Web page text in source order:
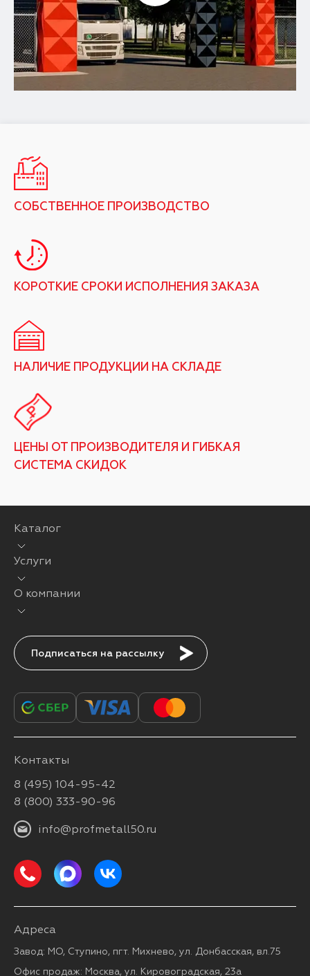
СОБСТВЕННОЕ ПРОИЗВОДСТВО
КОРОТКИЕ СРОКИ ИСПОЛНЕНИЯ ЗАКАЗА
НАЛИЧИЕ ПРОДУКЦИИ НА СКЛАДЕ
ЦЕНЫ ОТ ПРОИЗВОДИТЕЛЯ И ГИБКАЯ
СИСТЕМА СКИДОК
Каталог
Услуги
О компании
Подписаться
Контакты
8 (495) 104-95-42
8 (800) 333-90-96
info@profmetall50.ru
Адреса
Завод: МО, Ступино, пгт. Михнево, ул. Донбасская, вл.75
Офис продаж: Москва, ул. Кировоградская, 23а